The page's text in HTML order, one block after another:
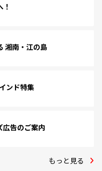
湘南・江の島
ンド特集
広告のご案内
もっと見る